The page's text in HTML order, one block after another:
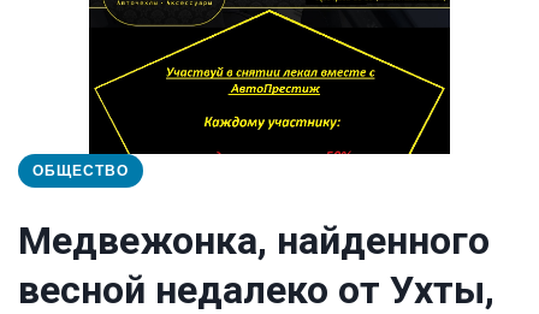
ОБЩЕСТВО
Медвежонка, найденного
весной недалеко от Ухты,